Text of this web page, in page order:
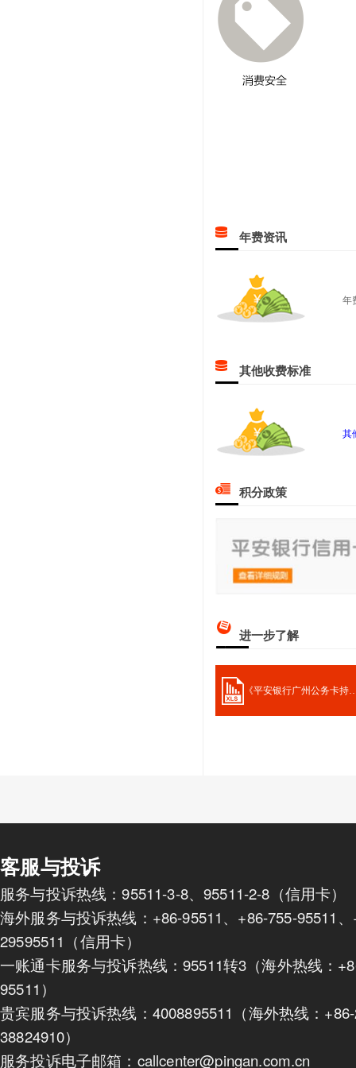
年费资讯
年
其他收费标准
其
积分政策
进一步了解
《平安银行广州公务卡持卡人旅游交
客服与投诉
服务与投诉热线：95511-3-8、95511-2-8（信用卡）
海外服务与投诉热线：+86-95511、+86-755-95511
29595511（信用卡）
一账通卡服务与投诉热线：95511转3（海外热线：
95511）
贵宾服务与投诉热线：4008895511（海外热线：
38824910）
服务投诉电子邮箱：callcenter@pingan.com.cn